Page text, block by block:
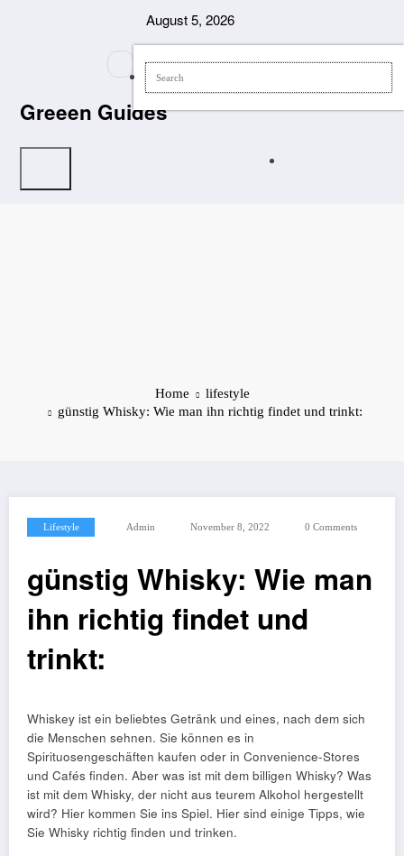
August 5, 2026
Greeen Guides
Home
lifestyle
günstig Whisky: Wie man ihn richtig findet und trinkt:
Lifestyle Admin November 8, 2022 0 Comments
günstig Whisky: Wie man
ihn richtig findet und
trinkt:
Whiskey ist ein beliebtes Getränk und eines, nach dem sich
die Menschen sehnen. Sie können es in
Spirituosengeschäften kaufen oder in Convenience-Stores
und Cafés finden. Aber was ist mit dem billigen Whisky? Was
ist mit dem Whisky, der nicht aus teurem Alkohol hergestellt
wird? Hier kommen Sie ins Spiel. Hier sind einige Tipps, wie
Sie Whisky richtig finden und trinken.